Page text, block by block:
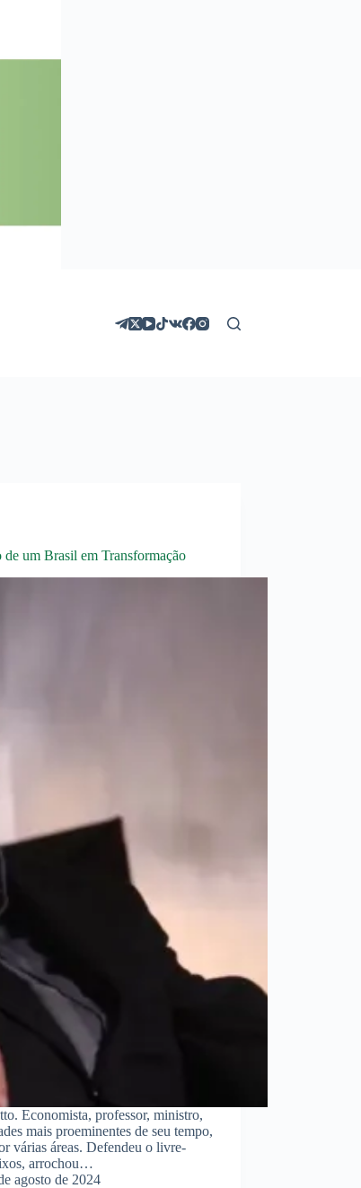
um Brasil em Transformação
Economista, professor, ministro,
mais proeminentes de seu tempo,
várias áreas. Defendeu o livre-
arrochou…
agosto de 2024